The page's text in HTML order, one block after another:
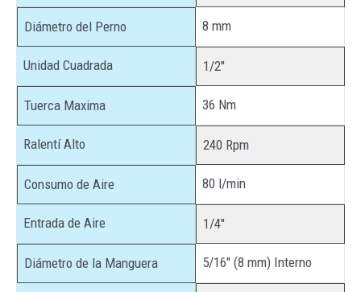
Diámetro del Perno 8 mm
Unidad Cuadrada 1/2″
Tuerca Maxima 36 Nm
Ralentí Alto 240 Rpm
Consumo de Aire 80 l/min
Entrada de Aire 1/4″
Diámetro de la Manguera 5/16″ (8 mm) Interno